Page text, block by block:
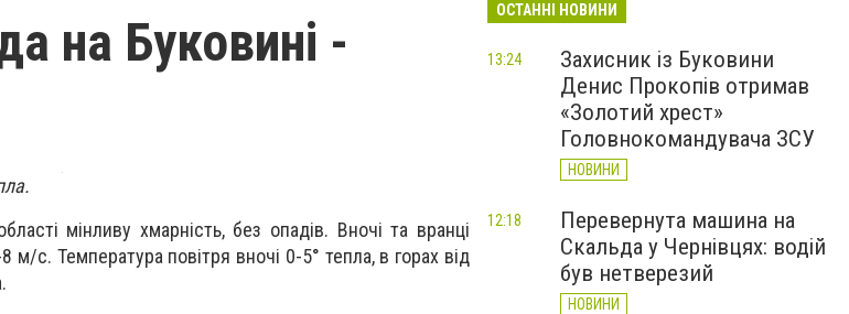
на Буковині -
мінливу хмарність, без опадів. Вночі та вранці
с. Температура повітря вночі 0-5° тепла, в горах від
ОСТАННІ НОВИНИ
Захисник із Буковини
Денис Прокопів отримав
«Золотий хрест»
Головнокомандувача ЗСУ
НОВИНИ
13:24
Перевернута машина на
Скальда у Чернівцях: водій
був нетверезий
НОВИНИ
12:18